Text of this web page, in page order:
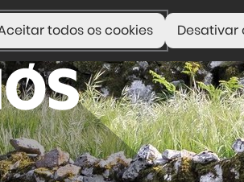
todos os cookies Desativar